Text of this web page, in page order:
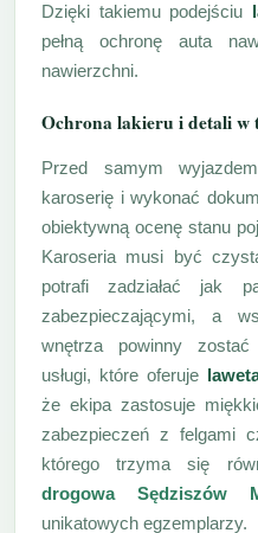
Dzięki takiemu podejściu
pełną ochronę auta
nawierzchni.
Ochrona lakieru i detali w
Przed samym
karoserię i wykonać
obiektywną ocenę stanu
Karoseria musi być
potrafi zadziałać jak
zabezpieczającymi, a
wnętrza powinny zostać
usługi, które oferuje
że ekipa zastosuje
zabezpieczeń z felgami
którego trzyma się
drogowa Sędziszów
unikatowych egzemplarzy.